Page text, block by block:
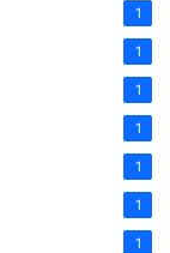
1
1
1
1
1
1
1